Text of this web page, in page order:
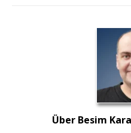
Über Besim